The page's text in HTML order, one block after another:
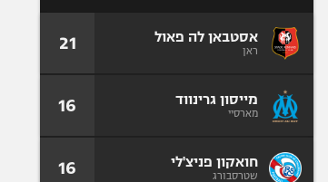
אסטבאן לה פאול
ראן 21
מייסון גרינווד
מארסיי 16
חואקון פניצ'לי
שטרסבורג 16